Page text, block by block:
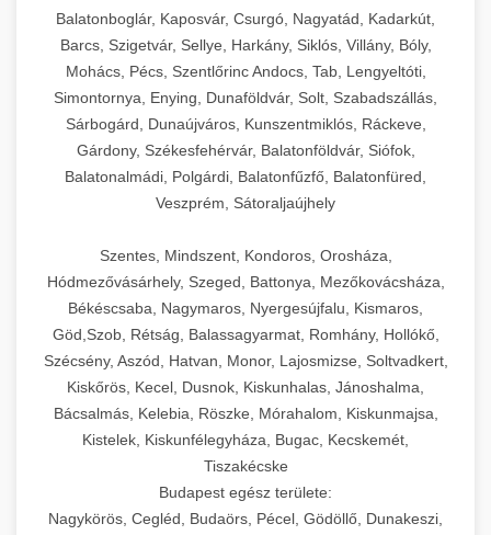
Balatonboglár, Kaposvár, Csurgó, Nagyatád, Kadarkút,
Barcs, Szigetvár, Sellye, Harkány, Siklós, Villány, Bóly,
Mohács, Pécs, Szentlőrinc Andocs, Tab, Lengyeltóti,
Simontornya, Enying, Dunaföldvár, Solt, Szabadszállás,
Sárbogárd, Dunaújváros, Kunszentmiklós, Ráckeve,
Gárdony, Székesfehérvár, Balatonföldvár, Siófok,
Balatonalmádi, Polgárdi, Balatonfűzfő, Balatonfüred,
Veszprém, Sátoraljaújhely
Szentes, Mindszent, Kondoros, Orosháza,
Hódmezővásárhely, Szeged, Battonya, Mezőkovácsháza,
Békéscsaba, Nagymaros, Nyergesújfalu, Kismaros,
Göd,Szob, Rétság, Balassagyarmat, Romhány, Hollókő,
Szécsény, Aszód, Hatvan, Monor, Lajosmizse, Soltvadkert,
Kiskőrös, Kecel, Dusnok, Kiskunhalas, Jánoshalma,
Bácsalmás, Kelebia, Röszke, Mórahalom, Kiskunmajsa,
Kistelek, Kiskunfélegyháza, Bugac, Kecskemét,
Tiszakécske
Budapest egész területe:
Nagykörös, Cegléd, Budaörs, Pécel, Gödöllő, Dunakeszi,